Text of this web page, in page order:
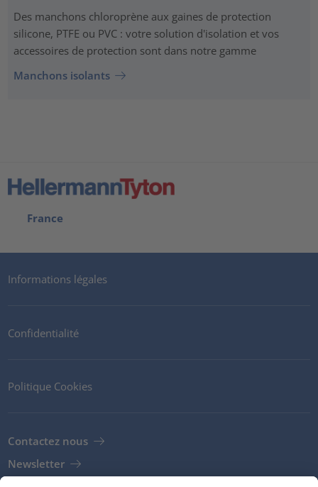
Des manchons chloroprène aux gaines de protection
silicone, PTFE ou PVC : votre solution d'isolation et vos
accessoires de protection sont dans notre gamme
Manchons isolants
France
Informations légales
Confidentialité
Politique Cookies
Contactez nous
Newsletter